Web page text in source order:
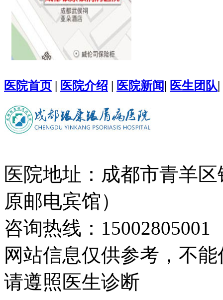
医院首页 | 医院介绍 | 医院新闻| 医生团队|
医院地址：成都市青羊
原邮电宾馆）
咨询热线：15002805001
网站信息仅供参考，不
请遵照医生诊断